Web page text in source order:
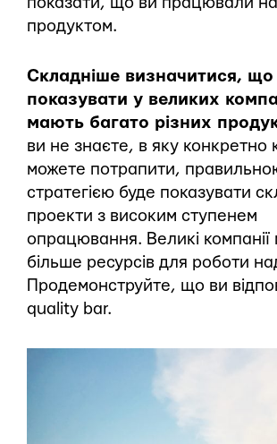
показати, що ви працювали
продуктом.
Складніше визначитися, що
показувати у великих
мають багато різних
ви не знаєте, в яку конкретно
можете потрапити,
стратегією буде показувати
проекти з високим ступенем
опрацювання. Великі компанії
більше ресурсів для роботи
Продемонструйте, що ви
quality bar.